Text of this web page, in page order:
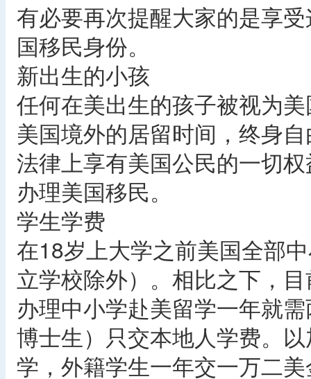
有必要再次提醒大家的是享
国移民身份。
新出生的小孩
任何在美出生的孩子被视为
美国境外的居留时间，终身
法律上享有美国公民的一切
办理美国移民。
学生学费
在18岁上大学之前美国全部
立学校除外）。相比之下，
办理中小学赴美留学一年就
博士生）只交本地人学费。
学，外籍学生一年交一万二